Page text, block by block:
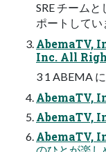
SRE チーム
ポートしてい
AbemaTV,
Inc. All
3 1 ABEMA
AbemaTV,
AbemaTV,
AbemaTV,